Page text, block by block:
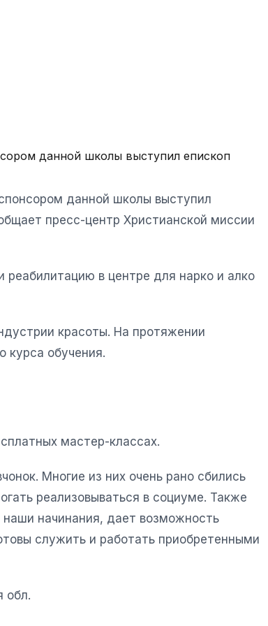
данной школы выступил епископ
данной школы выступил
пресс-центр Христианской миссии
в центре для нарко и алко
красоты. На протяжении
курса обучения.
мастер-классах.
Многие из них очень рано сбились
реализовываться в социуме. Также
начинания, дает возможность
служить и работать приобретенными
обл.